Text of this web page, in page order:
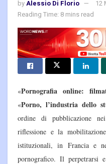
byAlessio Di Florio
12
Reading Time: 8 mins read
«Pornografia online:
«Porno, l’industria dello
ordine di pubblicazione
riflessione e la
istituzionali, in Francia e
pornografico. Il perpetrarsi